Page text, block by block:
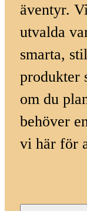
äventyr.
utvalda
smarta,
produkter
om du
behöver
vi här för